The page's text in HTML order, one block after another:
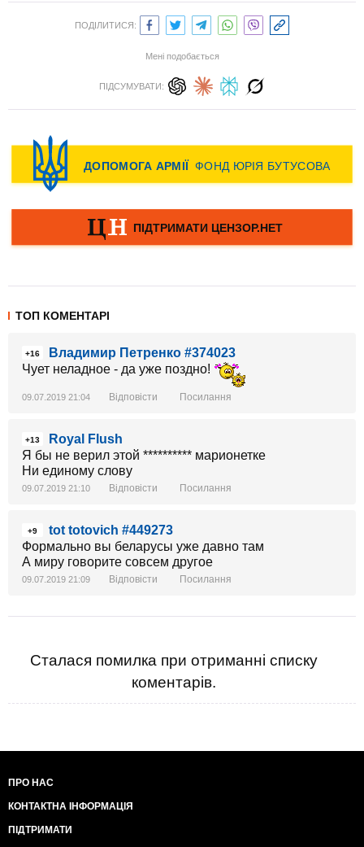
ПОДІЛИТИСЯ:
Мені подобається
ПІДСУМУВАТИ:
ТОП КОМЕНТАРІ
+16
Владимир Петренко #374023
Чует неладное - да уже поздно!
09.07.2019 21:04 Відповісти Посилання
+13
Royal Flush
Я бы не верил этой ********** марионетке
Ни единому слову
09.07.2019 21:10 Відповісти Посилання
+9
tot totovich #449273
Формально вы беларусы уже давно там
А миру говорите совсем другое
09.07.2019 21:09 Відповісти Посилання
Сталася помилка при отриманні списку
коментарів.
ПРО НАС
КОНТАКТНА ІНФОРМАЦІЯ
ПІДТРИМАТИ